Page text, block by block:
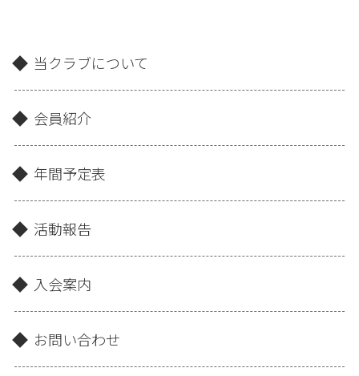
当クラブについて
会員紹介
年間予定表
活動報告
入会案内
お問い合わせ